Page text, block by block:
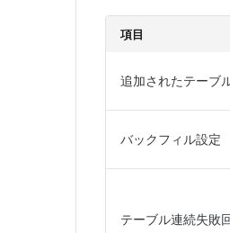
項目
追加されたテーブ
バックフィル設定
テーブル連続失敗